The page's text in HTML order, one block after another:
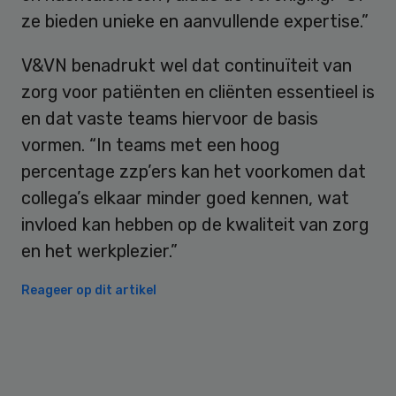
ze bieden unieke en aanvullende expertise.”
V&VN benadrukt wel dat continuïteit van
zorg voor patiënten en cliënten essentieel is
en dat vaste teams hiervoor de basis
vormen. “In teams met een hoog
percentage zzp’ers kan het voorkomen dat
collega’s elkaar minder goed kennen, wat
invloed kan hebben op de kwaliteit van zorg
en het werkplezier.”
Reageer op dit artikel